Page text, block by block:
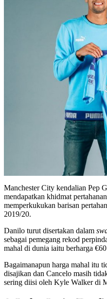
Manchester City kendalian Pep
mendapatkan khidmat
memperkukukan barisan
2019/20.
Danilo turut disertakan dalam
sebagai pemegang rekod
mahal di dunia iaitu berharga
Bagaimanapun harga mahal itu
disajikan dan Cancelo masih
sering diisi oleh Kyle Walker di